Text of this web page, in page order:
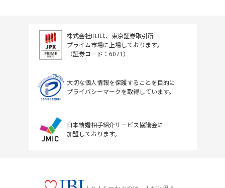
株式会社IBJは、東京証券取引所
プライム市場に上場しております。
（証券コード：6071）
大切な個人情報を保護することを目的に
プライバシーマークを取得しています。
日本結婚相手紹介サービス協議会に
加盟しております。